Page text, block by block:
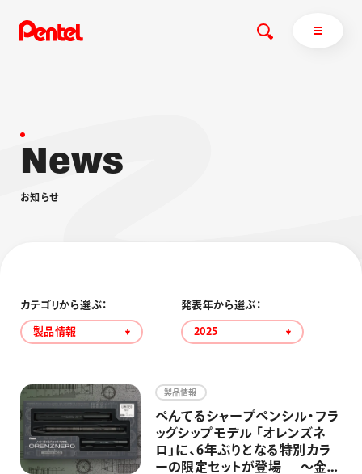
商品を探す
ブラッシュ（筆）
その他
採用情報
運営会社
News
お知 らせ
カテゴリから選ぶ：
製品情報
発表年から選ぶ：
2025
製品情報
ぺんてるシャープペンシル・フラ
ッグシップモデル 「オレンズネ
ロ」に、6年ぶりとなる特別カラ
ーの限定セットが登場 ～金属